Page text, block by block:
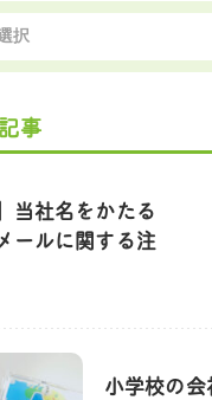
事
当社名をかたる
ールに関する注
小学校の